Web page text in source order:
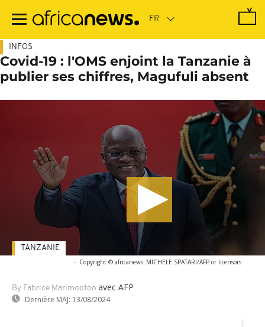
contenu
INFOS
Covid-19 : l'OMS enjoint la Tanzanie à
publier ses chiffres, Magufuli absent
- Copyright © africanews MICHELE SPATARI/AFP or licensors
By Fabrice Marimootoo avec AFP
Dernière MAJ: 13/08/2024
TANZANIE